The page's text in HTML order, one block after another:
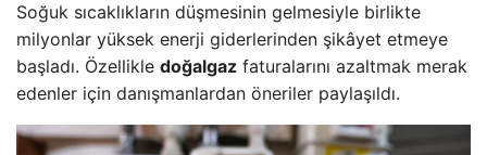
Soğuk sıcaklıkların düşmesinin gelmesiyle birlikte
milyonlar yüksek enerji giderlerinden şikâyet etmeye
başladı. Özellikle doğalgaz faturalarını azaltmak merak
edenler için danışmanlardan öneriler paylaşıldı.